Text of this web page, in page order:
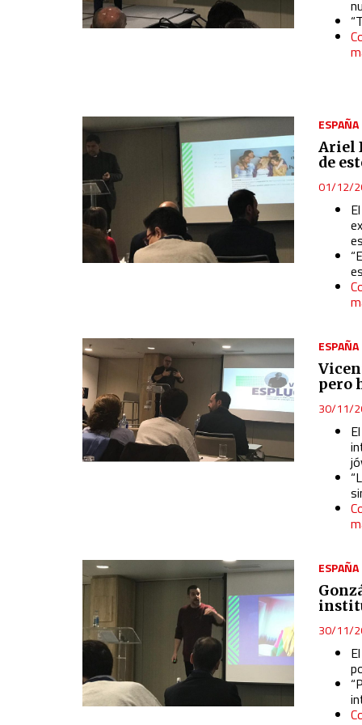
ESPAÑA
Ariel
de
01/12/
ESPAÑA
pero
30/11/
ESPAÑA
30/11/
Use precise geolocation data
Advertising